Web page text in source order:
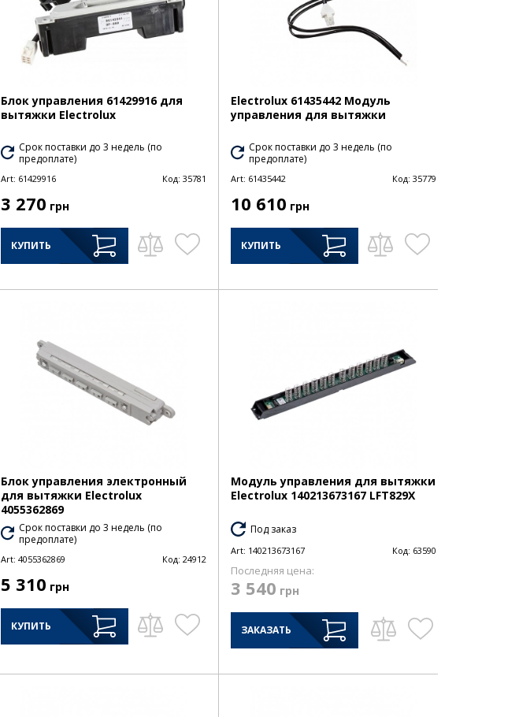
Блок управления 61429916 для
вытяжки Electrolux
Срок поставки до 3 недель (по
предоплате)
Art: 61429916 Код: 35781
3 270 грн
КУПИТЬ
Electrolux 61435442 Модуль
управления для вытяжки
Срок поставки до 3 недель (по
предоплате)
Art: 61435442 Код: 35779
10 610 грн
КУПИТЬ
Блок управления электронный
для вытяжки Electrolux
4055362869
Срок поставки до 3 недель (по
предоплате)
Art: 4055362869 Код: 24912
5 310 грн
КУПИТЬ
Модуль управления для вытяжки
Electrolux 140213673167 LFT829X
Под заказ
Art: 140213673167 Код: 63590
Последняя цена:
3 540 грн
ЗАКАЗАТЬ